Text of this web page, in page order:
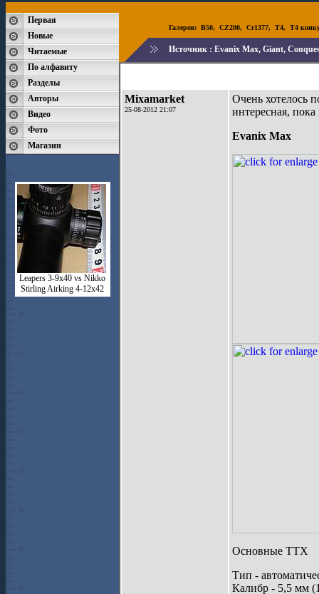
Первая
Новые
Читаемые
По алфавиту
Разделы
Авторы
Видео
Фото
Магазин
Leapers 3-9x40 vs Nikko
Stirling Airking 4-12x42
Галереи: B50, CZ200, Cr1377, T4, T4
Источник : Evanix Max, Giant,
Mixamarket
25-08-2012 21:07
Очень хотелось
интересная,
Evanix Max
Основные ТТХ
Тип -
Калибр - 5,5 мм